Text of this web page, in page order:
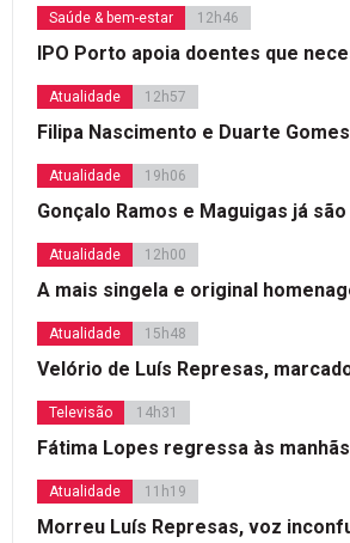
Saúde & bem-estar 12h46
IPO Porto apoia doentes que
Atualidade 12h57
Filipa Nascimento e Duarte
Atualidade 19h06
Gonçalo Ramos e Maguigas já
Atualidade 12h00
A mais singela e original
Atualidade 15h48
Velório de Luís Represas,
Televisão 14h31
Fátima Lopes regressa às
Atualidade 11h19
Morreu Luís Represas, voz